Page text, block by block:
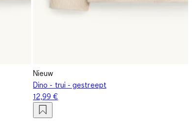
Nieuw
Dino - trui - gestreept
12,99 €